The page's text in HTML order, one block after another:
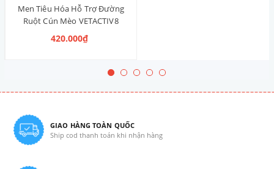
Men Tiêu Hóa Hỗ Trợ Đường
Ruột Cún Mèo VETACTIV8
Synbiotic Boost Úc 70g
420.000₫
GIAO HÀNG TOÀN QUỐC
Ship cod thanh toán khi nhận hàng